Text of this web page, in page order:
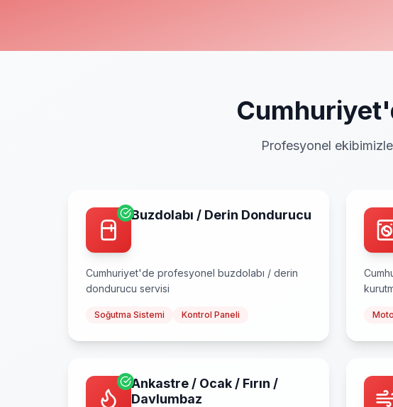
Cumhuriyet
Profesyonel
Buzdolabı / Derin Dondurucu
Cumhuriyet'de profesyonel buzdolabı / derin
dondurucu servisi
Soğutma Sistemi Kontrol Paneli
Ankastre / Ocak / Fırın /
Davlumbaz